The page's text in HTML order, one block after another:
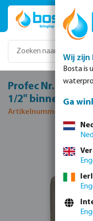
Ga naar de hoofdinhoud
Profec Nr. 240
1/2"
Artikelnummer 0080062
Afbeeldingengalerij
Wij zijn
Bosta is
Ga